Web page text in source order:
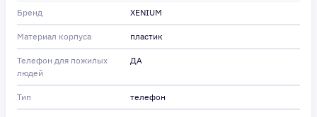
Бренд XENIUM
Материал корпуса пластик
Телефон для пожилых
людей
ДА
Тип телефон